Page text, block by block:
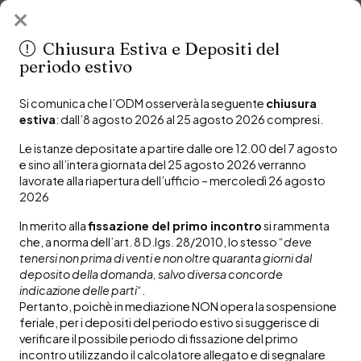
Organismo di Mediazione
Ordine Avvocati Modena
Bilanci
Bilancio preventivo 2024
Bilancio consuntivo 2023 arrow_outward
Organismo di mediazione n.389
Chiusura Estiva e Depositi del
periodo estivo
Si comunica che l’ODM osserverà la seguente chiusura
estiva: dall’8 agosto 2026 al 25 agosto 2026 compresi.
Le istanze depositate a partire dalle ore 12.00 del 7 agosto
e sino all’intera giornata del 25 agosto 2026 verranno
lavorate alla riapertura dell’ufficio – mercoledì 26 agosto
2026
In merito allafissazione del primo incontrosi rammenta
che, a norma dell’art. 8 D.lgs. 28/2010, lo stesso “deve
tenersi non prima di venti e non oltre quaranta giorni dal
deposito della domanda, salvo diversa concorde
indicazione delle parti“.
Pertanto, poichè in mediazione NON opera la sospensione
feriale, per i depositi del periodo estivo si suggerisce di
verificare il possibile periodo di fissazione del primo
incontro utilizzando il calcolatore allegato e di segnalare